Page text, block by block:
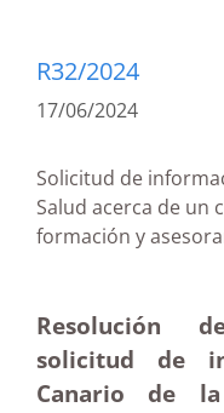
R32/2024
17/06/2024
Solicitud de
Salud acerca de un
formación y
Resolución
solicitud de
Canario de